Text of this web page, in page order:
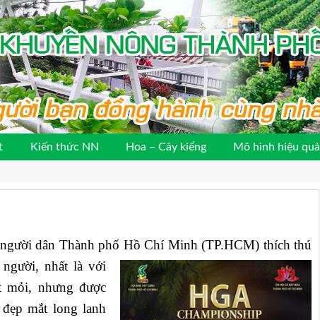
Kiến thức NN Hoa – Cây kiểng Mô hình hiệu quả
dân Thành phố Hồ Chí Minh (TP.HCM) thích thú
nhất là với
nhưng được
mắt long lanh